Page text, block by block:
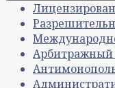
Арбитражный